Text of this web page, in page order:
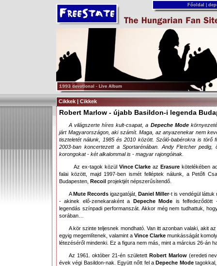
Főoldal
Cikkek | Cikkek
Robert Marlow - újabb Basildon-i legenda
A világszerte híres kult-csapat, a Depeche Mode
járt Magyarországon, aki számít. Maga, az anyazenekar nem
tiszteletét nálunk, 1985 és 2010 között. Szóló-babérokra is törő
2003-ban koncertezett a Sportarénában. Andy Fletcher pedig,
korongokat - két alkalommal is - magyar rajongóinak.
Az ex-tagok közül Vince Clarke azErasure kötelékében
falai között, majd 1997-ben ismét felléptek nálunk, a Petőfi
Budapesten, Recoil projektjét népszerűsítendő.
AMute Records igazgatóját, Daniel Miller-t is vendégül láttuk
- akinek elő-zenekaraként a Depeche Mode is
legendás színpadi performanszát. Akkor még nem tudhattuk,
sorában…
A kör szinte teljesnek mondható. Van itt azonban valaki, akit
egyig megemlítenek, valamint aVince Clarke munkásságát
létezéséről mindenki. Ez a figura nem más, mint a március 26-án
Az 1961. október 21-én született Robert Marlow(eredeti
évek végi Basildon-nak. Együtt nőtt fel aDepeche Mode